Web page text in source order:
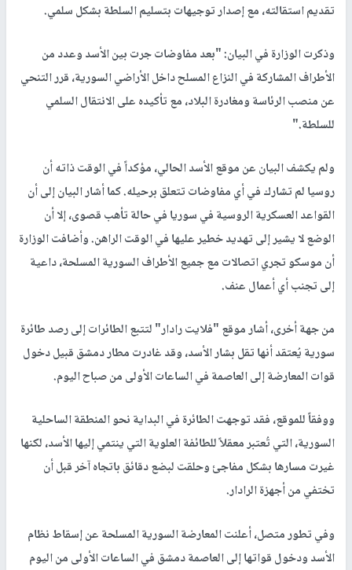
تقديم استقالته، مع إصدار توجيهات بتسليم السلطة بشكل سلمي.
وذكرت الوزارة في البيان: "بعد مفاوضات جرت بين الأسد وعدد من
الأطراف المشاركة في النزاع المسلح داخل الأراضي السورية، قرر التنحي
عن منصب الرئاسة ومغادرة البلاد، مع تأكيده على الانتقال السلمي
للسلطة."
ولم يكشف البيان عن موقع الأسد الحالي، مؤكداً في الوقت ذاته أن
روسيا لم تشارك في أي مفاوضات تتعلق برحيله. كما أشار البيان إلى أن
القواعد العسكرية الروسية في سوريا في حالة تأهب قصوى، إلا أن
الوضع لا يشير إلى تهديد خطير عليها في الوقت الراهن. وأضافت الوزارة
أن موسكو تجري اتصالات مع جميع الأطراف السورية المسلحة، داعية
إلى تجنب أي أعمال عنف.
من جهة أخرى، أشار موقع "فلايت رادار" لتتبع الطائرات إلى رصد طائرة
سورية يُعتقد أنها تقل بشار الأسد، وقد غادرت مطار دمشق قبيل دخول
قوات المعارضة إلى العاصمة في الساعات الأولى من صباح اليوم.
ووفقاً للموقع، فقد توجهت الطائرة في البداية نحو المنطقة الساحلية
السورية، التي تُعتبر معقلاً للطائفة العلوية التي ينتمي إليها الأسد، لكنها
غيرت مسارها بشكل مفاجئ وحلقت لبضع دقائق باتجاه آخر قبل أن
تختفي من أجهزة الرادار.
وفي تطور متصل، أعلنت المعارضة السورية المسلحة عن إسقاط نظام
الأسد ودخول قواتها إلى العاصمة دمشق في الساعات الأولى من اليوم